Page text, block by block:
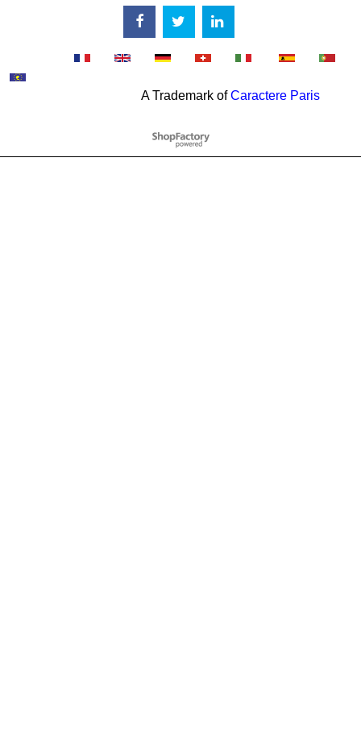
A Trademark ofCaractere Paris
To create online store
ShopFactory eCommerce